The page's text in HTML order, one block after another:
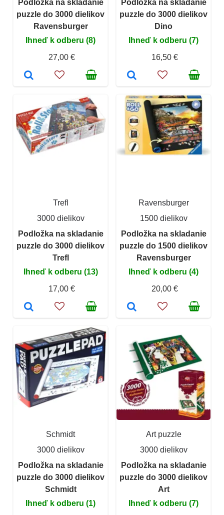
Podložka na skladanie
puzzle do 3000 dielikov
Ravensburger
Ihneď k odberu (8)
27,00 €
Podložka na skladanie
puzzle do 3000 dielikov
Dino
Ihneď k odberu (7)
16,50 €
Trefl
3000 dielikov
Podložka na skladanie
puzzle do 3000 dielikov
Trefl
Ihneď k odberu (13)
17,00 €
Ravensburger
1500 dielikov
Podložka na skladanie
puzzle do 1500 dielikov
Ravensburger
Ihneď k odberu (4)
20,00 €
Schmidt
3000 dielikov
Podložka na skladanie
puzzle do 3000 dielikov
Schmidt
Ihneď k odberu (1)
Art puzzle
3000 dielikov
Podložka na skladanie
puzzle do 3000 dielikov
Art
Ihneď k odberu (7)